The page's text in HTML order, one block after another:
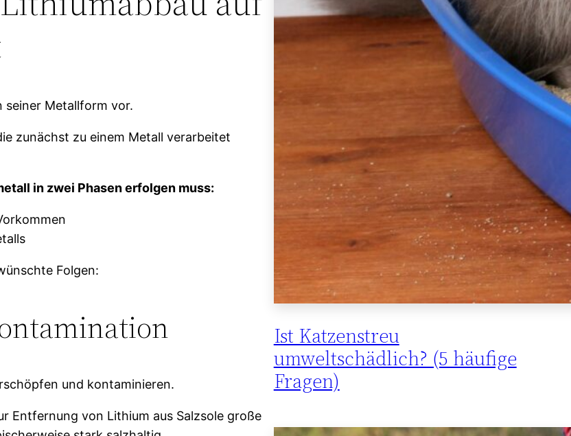
seiner Metallform vor.
zunächst zu einem Metall verarbeitet
in zwei Phasen erfolgen muss:
Folgen:
und kontaminieren.
Entfernung von Lithium aus Salzsole große
Ist Katzenstreu
umweltschädlich? (5 häufige
Fragen)